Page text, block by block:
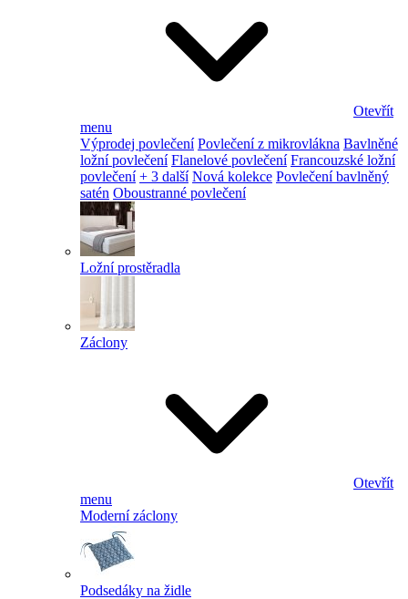
Otevřít
menu
Výprodej povlečení Povlečení z mikrovlákna Bavlněné
ložní povlečení Flanelové povlečení Francouzské ložní
povlečení + 3 další Nová kolekce Povlečení bavlněný
satén Oboustranné povlečení
Ložní prostěradla
Záclony
Otevřít
menu
Moderní záclony
Podsedáky na židle